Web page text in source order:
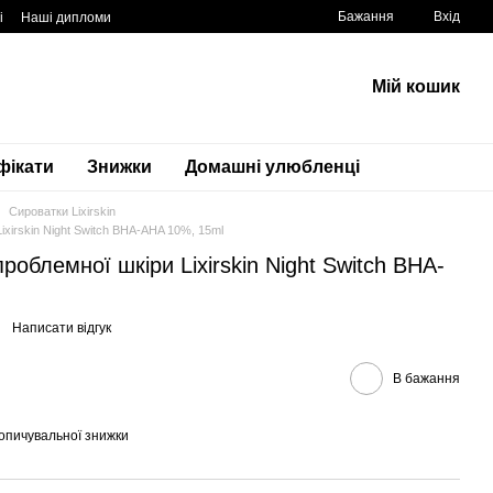
Наші дипломи Бажання Вхід
Мій кошик
Знижки Домашні улюбленці
Сироватки Lixirskin
Night Switch BHA-AHA 10%, 15ml
шкіри Lixirskin Night Switch BHA-
Написати відгук
В бажання
знижки